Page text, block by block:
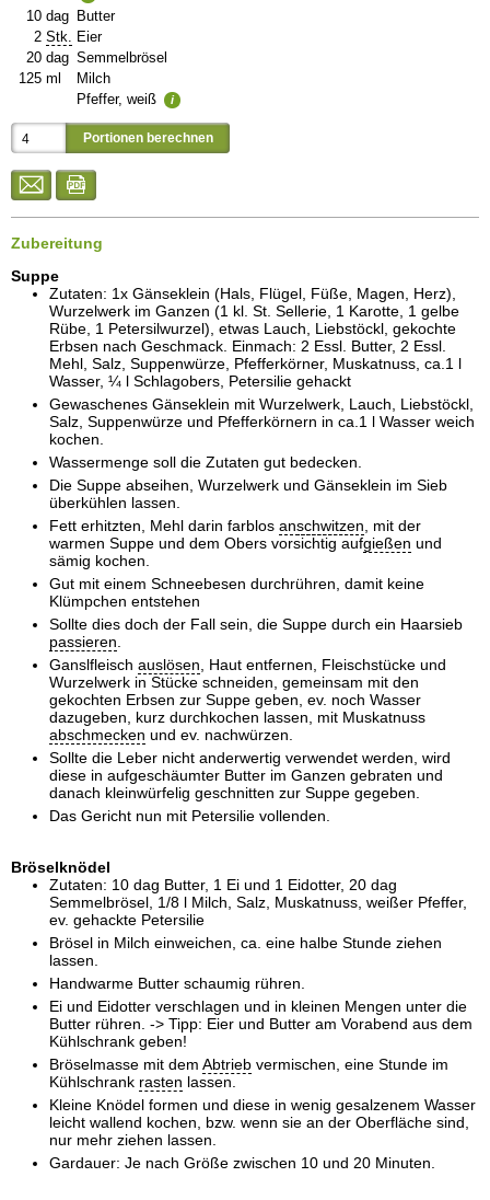
10 dag Butter
2 Stk. Eier
20 dag Semmelbrösel
125 ml
Milch
Pfeffer, weiß
i
Zubereitung
Suppe
Zutaten: 1x Gänseklein (Hals, Flügel, Füße, Magen, Herz),
Wurzelwerk im Ganzen (1 kl. St. Sellerie, 1 Karotte, 1 gelbe
Rübe, 1 Petersilwurzel), etwas Lauch, Liebstöckl, gekochte
Erbsen nach Geschmack. Einmach: 2 Essl. Butter, 2 Essl.
Mehl, Salz, Suppenwürze, Pfefferkörner, Muskatnuss, ca.1 l
Wasser, ¼ l Schlagobers, Petersilie gehackt
Gewaschenes Gänseklein mit Wurzelwerk, Lauch, Liebstöckl,
Salz, Suppenwürze und Pfefferkörnern in ca.1 l Wasser weich
kochen.
Wassermenge soll die Zutaten gut bedecken.
Die Suppe abseihen, Wurzelwerk und Gänseklein im Sieb
überkühlen lassen.
Fett erhitzten, Mehl darin farblos anschwitzen , mit der
warmen Suppe und dem Obers vorsichtig aufgießen und
sämig kochen.
Gut mit einem Schneebesen durchrühren, damit keine
Klümpchen entstehen
Sollte dies doch der Fall sein, die Suppe durch ein Haarsieb
passieren
Ganslfleisch auslösen , Haut entfernen, Fleischstücke und
Wurzelwerk in Stücke schneiden, gemeinsam mit den
gekochten Erbsen zur Suppe geben, ev. noch Wasser
dazugeben, kurz durchkochen lassen, mit Muskatnuss
abschmecken und ev. nachwürzen.
Sollte die Leber nicht anderwertig verwendet werden, wird
diese in aufgeschäumter Butter im Ganzen gebraten und
danach kleinwürfelig geschnitten zur Suppe gegeben.
Das Gericht nun mit Petersilie vollenden.
Bröselknödel
Zutaten: 10 dag Butter, 1 Ei und 1 Eidotter, 20 dag
Semmelbrösel, 1/8 l Milch, Salz, Muskatnuss, weißer Pfeffer,
ev. gehackte Petersilie
Brösel in Milch einweichen, ca. eine halbe Stunde ziehen
lassen.
Handwarme Butter schaumig rühren.
Ei und Eidotter verschlagen und in kleinen Mengen unter die
Butter rühren. -> Tipp: Eier und Butter am Vorabend aus dem
Kühlschrank geben!
Bröselmasse mit dem Abtrieb vermischen, eine Stunde im
Kühlschrank rasten lassen.
Kleine Knödel formen und diese in wenig gesalzenem Wasser
leicht wallend kochen, bzw. wenn sie an der Oberfläche sind,
nur mehr ziehen lassen.
Gardauer: Je nach Größe zwischen 10 und 20 Minuten.